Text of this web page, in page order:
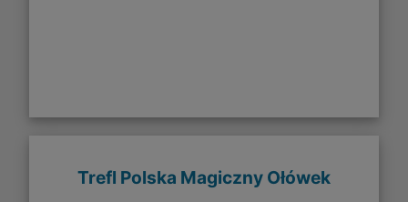
Trefl Polska Magiczny Ołówek